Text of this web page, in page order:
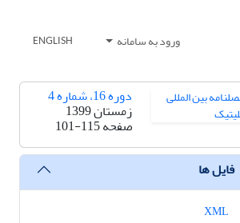
ورود به سامانه ENGLISH
دوره 16، شماره 4
زمستان 1399
صفحه101-115
فایل ها